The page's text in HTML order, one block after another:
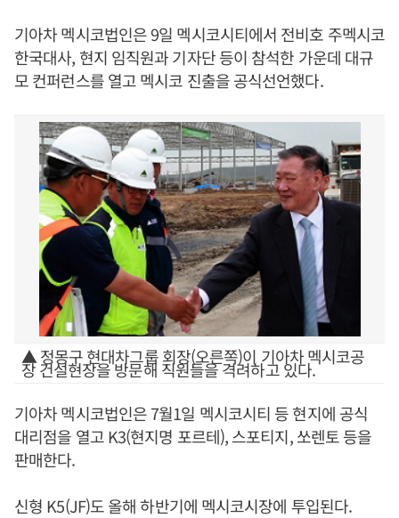
기아차 멕시코법인은 9일 멕시코시티에서 전비호 주멕시코
한국대사, 현지 임직원과 기자단 등이 참석한 가운데 대규
모 컨퍼런스를 열고 멕시코 진출을 공식선언했다.
▲ 정몽구 현대차그룹 회장(오른쪽)이 기아차 멕시코공
장 건설현장을 방문해 직원들을 격려하고 있다.
기아차 멕시코법인은 7월1일 멕시코시티 등 현지에 공식
대리점을 열고 K3(현지명 포르테), 스포티지, 쏘렌토 등을
판매한다.
신형 K5(JF)도 올해 하반기에 멕시코시장에 투입된다.